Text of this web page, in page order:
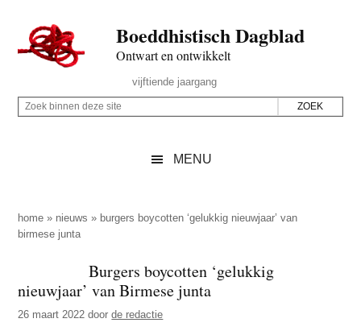
naar
de
inhoud
secondary
naar
de
sidebar
naar
de
Boeddhistisch Dagblad
Ontwart en ontwikkelt
Rechts
vijftiende jaargang
Z
p
d
z
e
Z
i
n
n
d
MENU
home » nieuws » burgers boycotten ‘gelukkig nieuwjaar’ van
birmese junta
Burgers boycotten ‘gelukkig
nieuwjaar’ van Birmese junta
26 maart 2022 doorde redactie